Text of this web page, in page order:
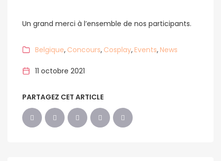
Un grand merci à l’ensemble de nos participants.
Belgique Concours Cosplay Events News
11 octobre 2021
PARTAGEZ CET ARTICLE